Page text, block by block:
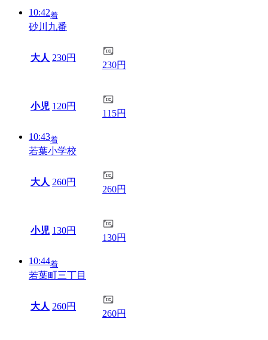
10:42着
砂川九番
大人 230円
230円
小児 120円
115円
10:43着
若葉小学校
大人 260円
260円
小児 130円
130円
10:44着
若葉町三丁目
大人 260円
260円